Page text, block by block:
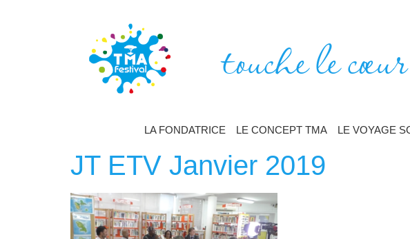
touche le
LA FONDATRICE LE CONCEPT TMA LE VOYAGE
JT ETV Janvier 2019